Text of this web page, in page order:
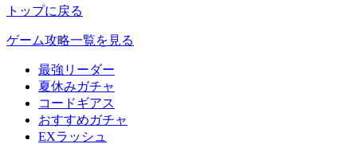
トップに戻る
ゲーム攻略一覧を見る
最強リーダー
夏休みガチャ
コードギアス
おすすめガチャ
EXラッシュ